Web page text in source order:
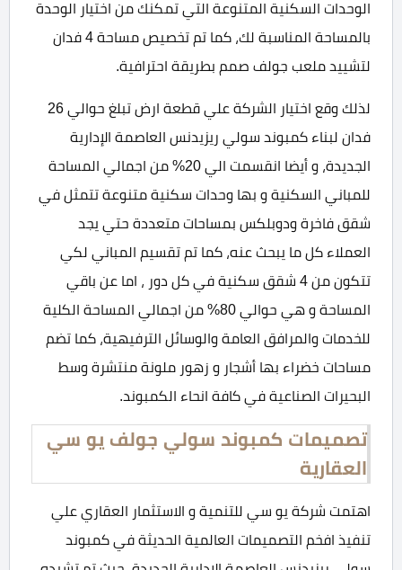
الوحدات السكنية المتنوعة التي تمكنك من اختيار الوحدة
بالمساحة المناسبة لك، كما تم تخصيص مساحة 4 فدان
لتشييد ملعب جولف صمم بطريقة احترافية.
لذلك وقع اختيار الشركة علي قطعة ارض تبلغ حوالي 26
فدان لبناء كمبوند سولي ريزيدنس العاصمة الإدارية
الجديدة، و أيضا انقسمت الي 20% من اجمالي المساحة
للمباني السكنية و بها وحدات سكنية متنوعة تتمثل في
شقق فاخرة ودوبلكس بمساحات متعددة حتي يجد
العملاء كل ما يبحث عنه، كما تم تقسيم المباني لكي
تتكون من 4 شقق سكنية في كل دور ، اما عن باقي
المساحة و هي حوالي 80% من اجمالي المساحة الكلية
للخدمات والمرافق العامة والوسائل الترفيهية، كما تضم
مساحات خضراء بها أشجار و زهور ملونة منتشرة وسط
البحيرات الصناعية في كافة انحاء الكمبوند.
تصميمات كمبوند سولي جولف يو سي
العقارية
اهتمت شركة يو سي للتنمية و الاستثمار العقاري علي
تنفيذ افخم التصميمات العالمية الحديثة في كمبوند